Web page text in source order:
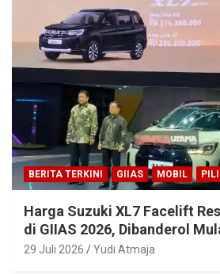
BERITA TERKINI GIIAS MOBIL
Harga Suzuki XL7 Facelift
di GIIAS 2026, Dibanderol
29 Juli 2026 Yudi Atmaja